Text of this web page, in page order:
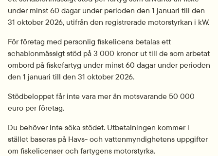
under minst 60 dagar under perioden den 1 januari till den
31 oktober 2026, utifrån den registrerade motorstyrkan i kW.
För företag med personlig fiskelicens betalas ett
schablonmässigt stöd på 3 000 kronor ut till de som arbetat
ombord på fiskefartyg under minst 60 dagar under perioden
den 1 januari till den 31 oktober 2026.
Stödbeloppet får inte vara mer än motsvarande 50 000
euro per företag.
Du behöver inte söka stödet. Utbetalningen kommer i
stället baseras på Havs- och vatten­myndighetens uppgifter
om fiskelicenser och fartygens motorstyrka.